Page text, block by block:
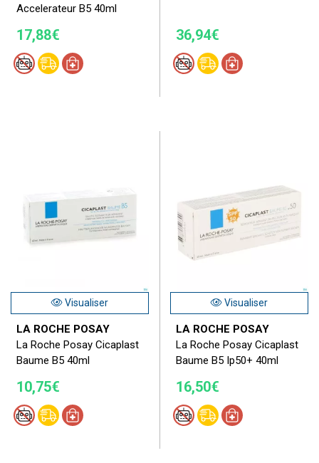
Accelerateur B5 40ml
17,88€ 36,94€
Visualiser
LA ROCHE POSAY
La Roche Posay Cicaplast
Baume B5 40ml
10,75€
Visualiser
LA ROCHE POSAY
La Roche Posay Cicaplast
Baume B5 Ip50+ 40ml
16,50€